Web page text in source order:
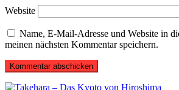
Website
Name, E-Mail-Adresse und Website in
meinen nächsten Kommentar speichern.